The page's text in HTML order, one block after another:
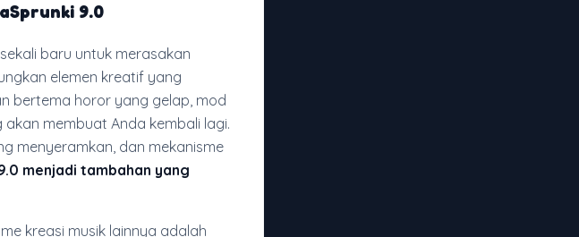
9.0
baru untuk merasakan
elemen kreatif yang
bertema horor yang gelap, mod
membuat Anda kembali lagi.
menyeramkan, dan mekanisme
menjadi tambahan yang
kreasi musik lainnya adalah